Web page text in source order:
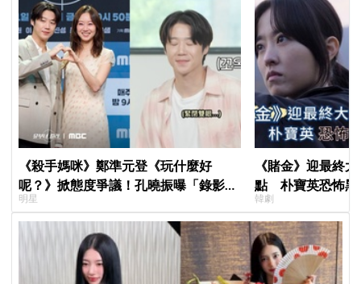
《殺手媽咪》鄭準元登《玩什麼好
呢？》掀態度爭議！孔曉振曝「錄影後
真的吐了」心疼喊：沒能救你
明星
《賭金》迎最終
點 朴寶英恐怖黑
韓劇